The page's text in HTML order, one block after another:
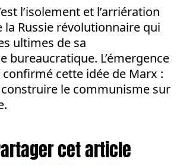
l’isolement et l’arriération
la Russie révolutionnaire qui
ultimes de sa
bureaucratique. L’émergence
cette idée de Marx :
le communisme sur